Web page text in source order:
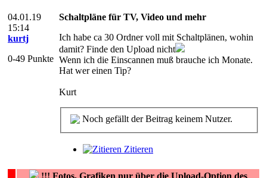
04.01.19
15:14
kurtj
0-49 Punkte
Schaltpläne für TV, Video und mehr
Ich habe ca 30 Ordner voll mit Schaltplänen, wohin
damit? Finde den Upload nicht
Wenn ich die Einscannen muß brauche ich Monate.
Hat wer einen Tip?
Kurt
Noch gefällt der Beitrag keinem Nutzer.
Zitieren
!!! Fotos, Grafiken nur über die Upload-Option des